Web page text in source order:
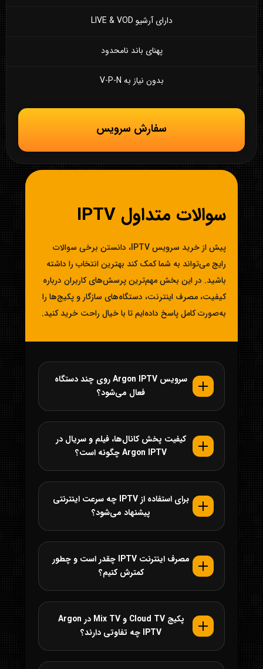
دارای آرشیو LIVE & VOD
پهنای باند نامحدود
بدون نیاز به V-P-N
سفارش سرویس
سوالات متداول IPTV
پیش از خرید سرویس IPTV، دانستن برخی سوالات
رایج می‌تواند به شما کمک کند بهترین انتخاب را داشته
باشید. در این بخش مهم‌ترین پرسش‌های کاربران درباره
کیفیت، مصرف اینترنت، دستگاه‌های سازگار و پکیج‌ها را
به‌صورت کامل پاسخ داده‌ایم تا با خیال راحت خرید کنید.
سرویس Argon IPTV روی چند دستگاه
فعال می‌شود؟
کیفیت پخش کانال‌ها، فیلم و سریال در
Argon IPTV چگونه است؟
برای استفاده از IPTV چه سرعت اینترنتی
پیشنهاد می‌شود؟
مصرف اینترنت IPTV چقدر است و چطور
کمترش کنیم؟
پکیج Cloud TV و Mix TV در Argon
IPTV چه تفاوتی دارند؟